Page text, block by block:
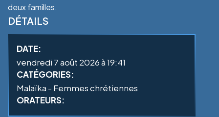
deux familles.
DÉTAILS
DATE:
vendredi 7 août 2026 à 19:41
CATÉGORIES:
Malaïka - Femmes chrétiennes
ORATEURS: